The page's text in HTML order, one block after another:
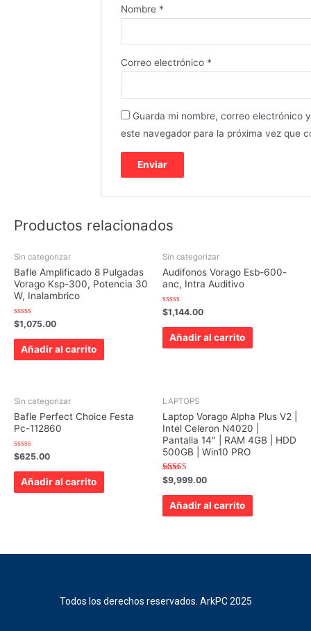
Nombre *
Correo electrónico *
Guarda mi nombre, correo electrónico
este navegador para la próxima vez que
Productos relacionados
Sin categorizar
Bafle Amplificado 8 Pulgadas
Vorago Ksp-300, Potencia 30
W, Inalambrico
Valorado
con
0
$1,075.00
Añadir al carrito
Sin categorizar
Audifonos Vorago Esb-600-
anc, Intra Auditivo
Valorado
con
0
$1,144.00
Añadir al carrito
Sin categorizar
Bafle Perfect Choice Festa
Pc-112860
Valorado
con
0
$625.00
Añadir al carrito
LAPTOPS
Laptop Vorago Alpha Plus V2 |
Intel Celeron N4020 |
Pantalla 14″ | RAM 4GB | HDD
500GB | Win10 PRO
Valorado con
5.00
de 5
$9,999.00
Añadir al carrito
Todos los derechos reservados. ArkPC 2025